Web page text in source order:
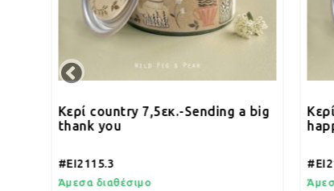
Κερί country 7,5εκ.-Sending a big
thank you
#EI2115.3
Άμεσα διαθέσιμο
Κερί
happy
#EI2115.2
Άμεσα